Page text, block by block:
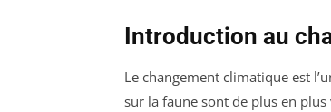
Introduction au
Le changement climatique est
sur la faune sont de plus en plus